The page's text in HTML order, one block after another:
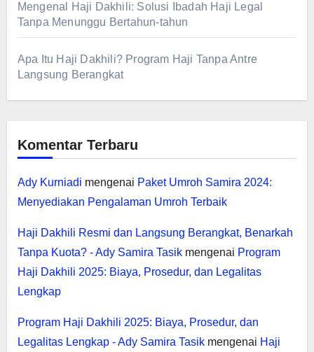
Mengenal Haji Dakhili: Solusi Ibadah Haji Legal
Tanpa Menunggu Bertahun-tahun
Apa Itu Haji Dakhili? Program Haji Tanpa Antre
Langsung Berangkat
Komentar Terbaru
Ady Kurniadi mengenai Paket Umroh Samira 2024:
Menyediakan Pengalaman Umroh Terbaik
Haji Dakhili Resmi dan Langsung Berangkat, Benarkah
Tanpa Kuota? - Ady Samira Tasikmengenai Program
Haji Dakhili 2025: Biaya, Prosedur, dan Legalitas
Lengkap
Program Haji Dakhili 2025: Biaya, Prosedur, dan
Legalitas Lengkap - Ady Samira Tasikmengenai Haji